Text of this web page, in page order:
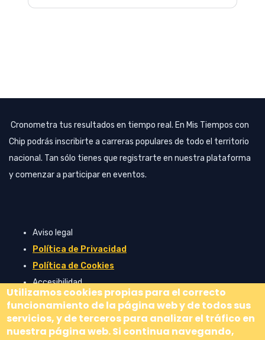
Image
Cronometra tus resultados en tiempo real. En Mis Tiempos con
Chip podrás inscribirte a carreras populares de todo el territorio
nacional. Tan sólo tienes que registrarte en nuestra plataforma
y comenzar a participar en eventos.
FOOTER
LINKS
Aviso legal
Política de Privacidad
Política de Cookies
Accesibilidad
Utilizamos cookies propias para el correcto
funcionamiento de la página web y de todos sus
servicios, y de terceros para analizar el tráfico en
nuestra página web. Si continua navegando,